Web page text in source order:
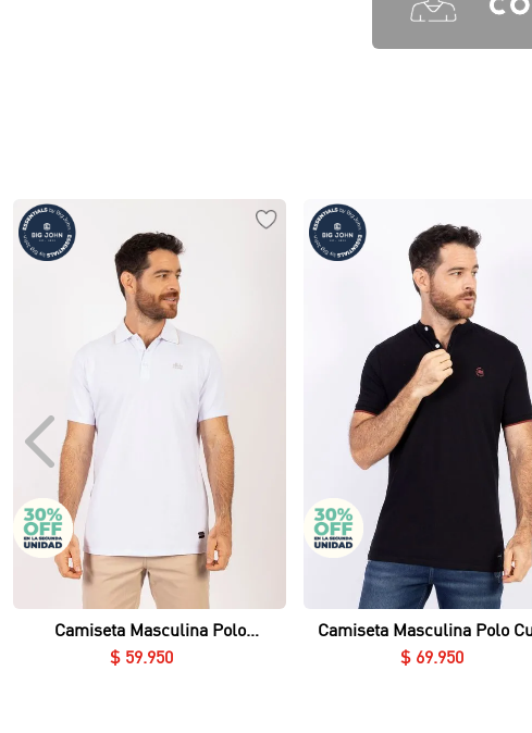
Vista rápida
Camiseta Masculina Polo
Essential en Piqué Lycrado
$ 59. 950
Vista rápida
Camiseta Masculina Polo
Nerú Essential en Piqué
$ 69. 950